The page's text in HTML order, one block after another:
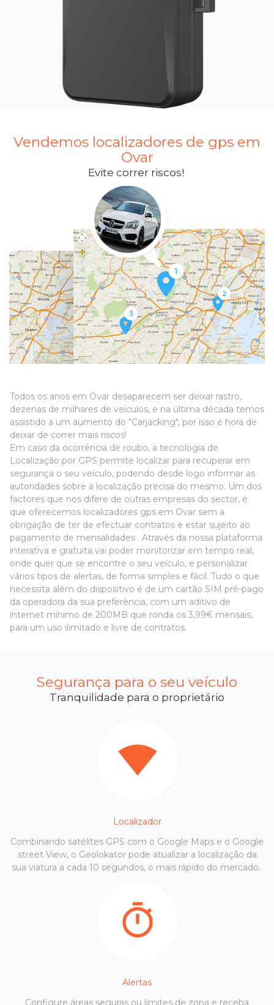
Vendemos localizadores de gps em
Ovar
Evite correr riscos!
Todos os anos em Ovar desaparecem ser deixar rastro,
dezenas de milhares de veículos, e na última década temos
assistido a um aumento do "Carjacking", por isso é hora de
deixar de correr mais riscos!
Em caso da ocorrência de roubo, a tecnologia de
Localização por GPS permite localizar para recuperar em
segurança o seu veículo, podendo desde logo informar as
autoridades sobre a localização precisa do mesmo. Um dos
factores que nos difere de outras empresas do sector, é
que oferecemos localizadores gps em Ovar sem a
obrigação de ter de efectuar contratos e estar sujeito ao
pagamento de mensalidades . Através da nossa plataforma
interativa e gratuita vai poder monitorizar em tempo real,
onde quer que se encontre o seu veículo, e personalizar
vários tipos de alertas, de forma simples e fácil. Tudo o que
necessita além do dispositivo é de um cartão SIM pré-pago
da operadora da sua preferência, com um aditivo de
internet mínimo de 200MB que ronda os 3,99€ mensais,
para um uso ilimitado e livre de contratos.
Segurança para o seu veículo
Tranquilidade para o proprietário
Localizador
Combinando satélites GPS com o Google Maps e o Google
street View, o Geolokator pode atualizar a localização da
sua viatura a cada 10 segundos, o mais rápido do mercado.
Alertas
Configure áreas seguras ou limites de zona e receba